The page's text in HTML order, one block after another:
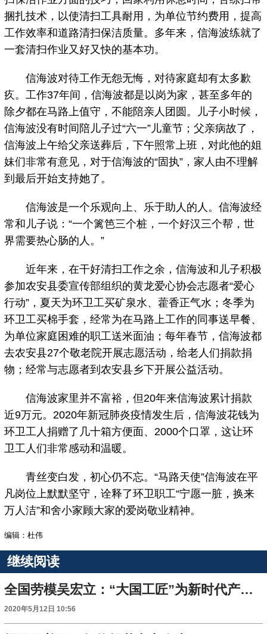
捆扎技术，以使清扫工具耐用，为单位节约费用，提高
工作效率和道路清扫保洁质量。多年来，信海波练就了
一套清扫作业又好又快的基本功。
信海波对待工作无怨无悔，对待家庭却有太多歉
疚。工作37年间，信海波都是以岗为家，甚至多年的
除夕都在马路上值守，不能陪亲人团圆。儿子小时候，
信海波没有时间陪儿子过“六一”儿童节；父亲病故了，
信海波上午给父亲送葬后，下午照常上班，对此他的姐
妹们非常有意见，对于信海波的“固执”，家人由不理解
到最后开始支持她了。
信海波是一个乐观向上、乐于助人的人。信海波经
常和儿子说：“一个篱笆三个桩，一个好汉三个帮，世
界需要热心肠的人。”
近年来，在干好清扫工作之余，信海波和儿子积极
参加农安县委宣传部组织的黄龙爱心协会志愿者“爱心
行动”，夏天为环卫工买矿泉水、藿香正气水；冬季为
环卫工买棉手套，经常为在马路上工作的同事送早餐、
为单位家庭困难的职工送米面油；每年春节，信海波都
去农安县27个敬老院开展志愿活动，给老人们捐款捐
物；经常与志愿者到农安县乡下开展公益活动。
信海波家里并不富裕，但20年来信海波累计捐款
近9万元。2020年新冠肺炎疫情发生后，信海波花钱为
环卫工人捐赠了几十箱方便面、2000个口罩，这让环
卫工人们非常感动和温暖。
青丝变白发，初心仍不忘。“马路天使”信海波在平
凡岗位上默默坚守，诠释了环卫职工“宁愿一脏，换来
万人洁”和舍小家顾大家的爱岗敬业精神。
编辑：杜伟
继续阅读
全国劳模吴宏立：“大国工匠”为新时代产业工人增光添彩
2020年5月12日 10:56